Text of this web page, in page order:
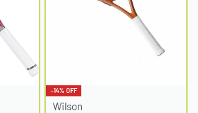
-14% OFF
Wilson